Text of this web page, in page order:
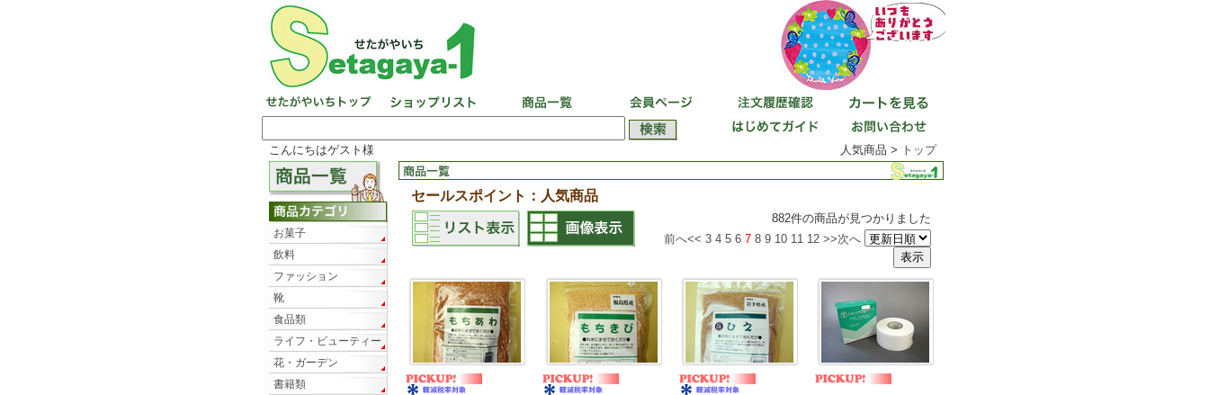
こんにちはゲスト様 人気商品 > トップ
セールスポイント：人気商品
882件の商品が見つかりました
前へ<< 3 4 5 6 7 8 9 10 11 12 >>次へ
お菓子
飲料
ファッション
靴
食品類
ライフ・ビューティー
花・ガーデン
書籍類